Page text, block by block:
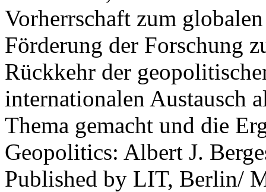
Vorherrschaft zum
Förderung der Forschung
Rückkehr der
internationalen Austausch
Thema gemacht und die
Geopolitics: Albert J.
Published by LIT, Berlin/